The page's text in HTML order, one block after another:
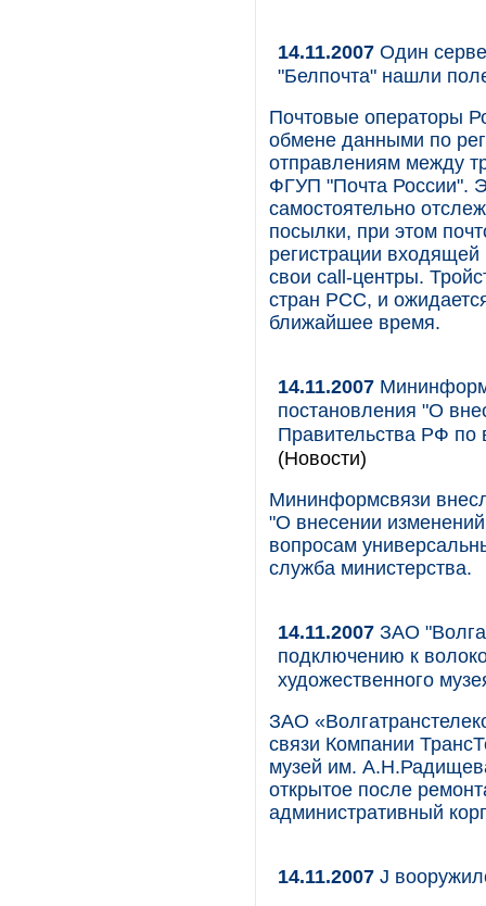
14.11.2007 Один
"Белпочта" нашли
Почтовые операторы
обмене данными по
отправлениям между
ФГУП "Почта России".
самостоятельно
посылки, при этом
регистрации
свои call-центры.
стран РСС, и
ближайшее время.
14.11.2007
постановления "О
Правительства РФ по
(Новости)
Мининформсвязи
"О внесении
вопросам
служба министерства.
14.11.2007 ЗАО
подключению к
художественного
ЗАО
связи Компании
музей им.
открытое после
административный
14.11.2007 J